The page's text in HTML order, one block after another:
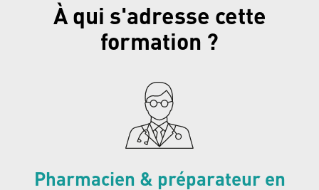
À qui s'adresse cette
formation ?
Pharmacien & préparateur en